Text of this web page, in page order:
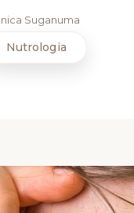
Suganuma
Nutrologia